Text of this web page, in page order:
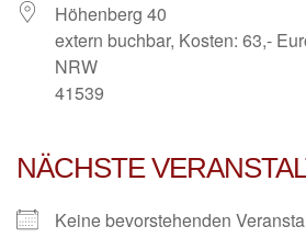
Höhenberg 40
extern buchbar, Kosten: 63,-
NRW
41539
NÄCHSTE
Keine bevorstehenden